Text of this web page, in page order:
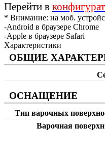
Перейти в
* Внимание: на моб.
-Android в браузере Chrome
-Apple в браузере Safari
Характеристики
ОБЩИЕ
ОСНАЩЕНИЕ
Тип варочных
Варочная